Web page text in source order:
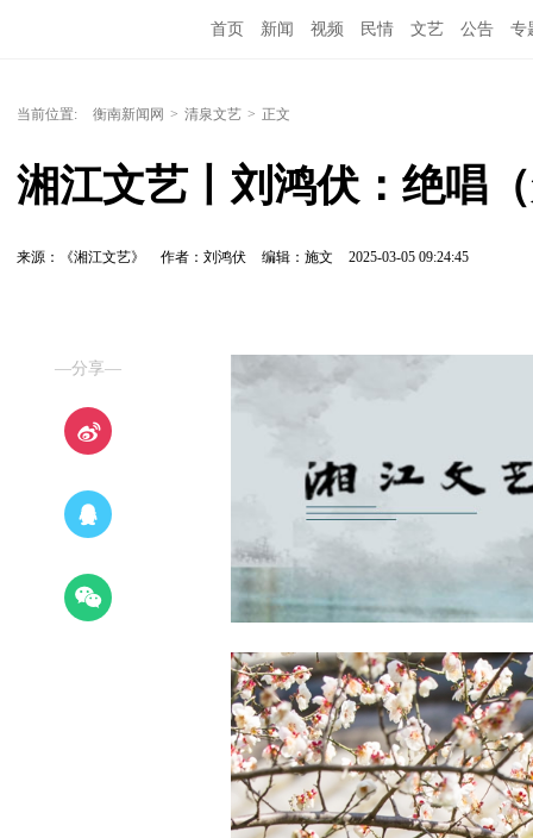
首页 新闻 视频 民情 文艺 公告 专
当前位置: 衡南新闻网 > 清泉文艺 > 正文
湘江文艺丨刘鸿伏：绝唱
来源：《湘江文艺》 作者：刘鸿伏 编辑：施文 2025-03-05 09:24:45
—分享—